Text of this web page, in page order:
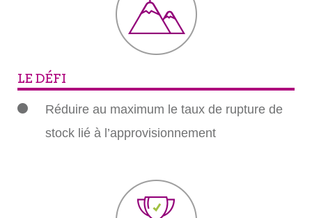
LE DÉFI
Réduire au maximum le taux de rupture de
stock lié à l’approvisionnement